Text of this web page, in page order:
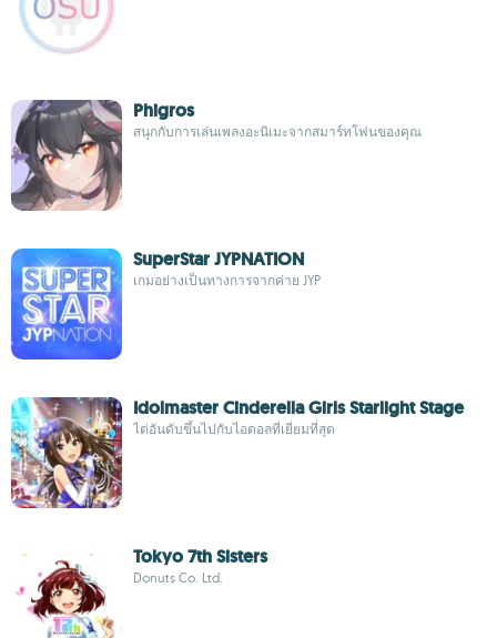
Phigros
สนุกกับการเล่นเพลงอะนิเมะจากสมาร์ทโฟนของคุณ
SuperStar JYPNATION
เกมอย่างเป็นทางการจากค่าย JYP
Idolmaster Cinderella Girls Starlight Stage
ไต่อันดับขึ้นไปกับไอดอลที่เยี่ยมที่สุด
Tokyo 7th Sisters
Donuts Co. Ltd.